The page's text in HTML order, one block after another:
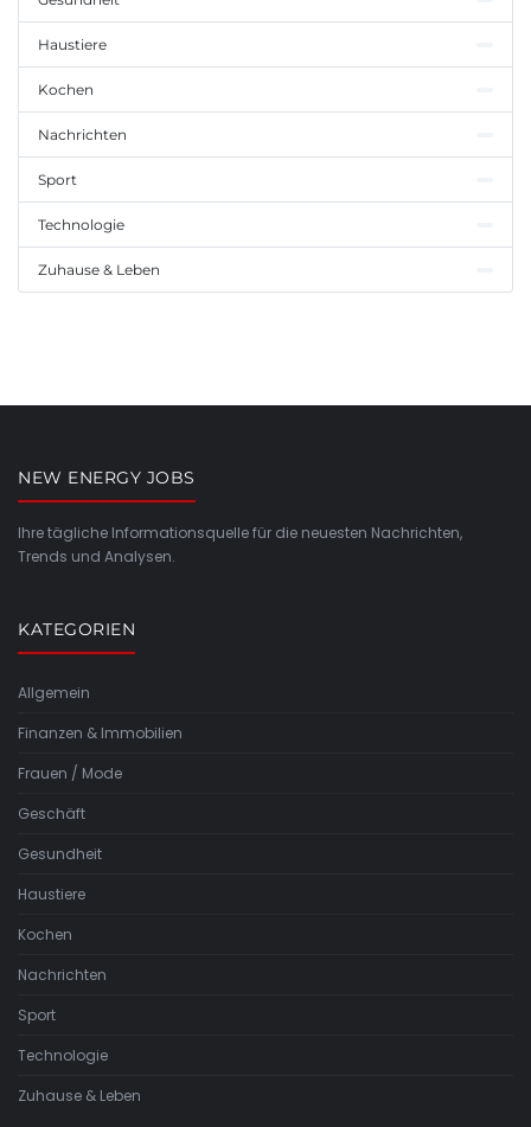
Haustiere
Kochen
Nachrichten
Sport
Technologie
Zuhause & Leben
NEW ENERGY JOBS
Ihre tägliche Informationsquelle für die neuesten Nachrichten,
Trends und Analysen.
KATEGORIEN
Allgemein
Finanzen & Immobilien
Frauen / Mode
Geschäft
Gesundheit
Haustiere
Kochen
Nachrichten
Sport
Technologie
Zuhause & Leben